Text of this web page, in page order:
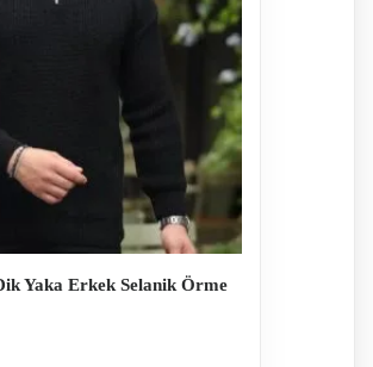
Yaka Erkek Selanik Örme